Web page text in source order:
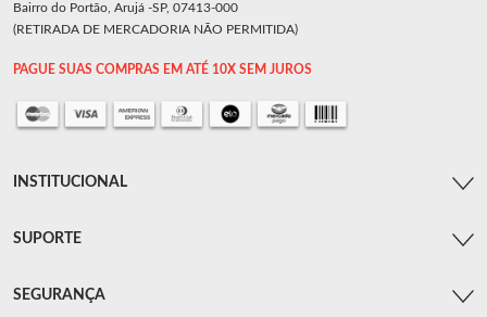
Bairro do Portão, Arujá -SP, 07413-000
(RETIRADA DE MERCADORIA NÃO PERMITIDA)
PAGUE SUAS COMPRAS EM ATÉ 10X SEM JUROS
INSTITUCIONAL
SUPORTE
SEGURANÇA